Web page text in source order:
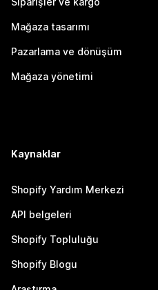
Mağaza tasarımı
Pazarlama ve dönüşüm
Mağaza yönetimi
Kaynaklar
Shopify Yardım Merkezi
API belgeleri
Shopify Topluluğu
Shopify Blogu